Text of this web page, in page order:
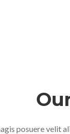
posuere velit